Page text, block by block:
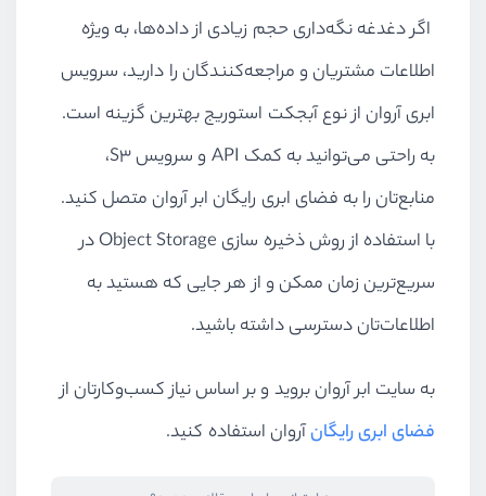
اگر دغدغه نگه‌داری حجم زیادی از داده‌ها، به ویژه
اطلاعات مشتریان و مراجعه‌کنندگان را دارید، سرویس
ابری آروان از نوع آبجکت استوریج بهترین گزینه است.
به راحتی می‌توانید به کمک API و سرویس S3،
منابع‌تان را به فضای ابری رایگان ابر آروان متصل کنید.
با استفاده از روش ذخیره سازی Object Storage در
سریع‌ترین زمان ممکن و از هر جایی که هستید به
اطلاعات‌تان دسترسی داشته باشید.
به سایت ابر آروان بروید و بر اساس نیاز کسب‌وکارتان از
فضای ابری رایگانآروان استفاده کنید.